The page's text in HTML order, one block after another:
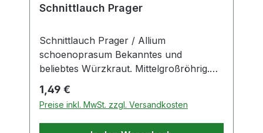
Schnittlauch Prager
Schnittlauch Prager / Allium
schoenoprasum Bekanntes und
beliebtes Würzkraut. Mittelgroßröhrig.
Inhalt: 1 Portion Saatgut reicht für ca.
400 Pflanzen Aussaat Freiland: März -
April oder Anfang August
Keimtemperatur: 10 - 20°C Keimdauer: 20
Regulärer Preis:
1,49 €
Preise inkl. MwSt. zzgl. Versandkosten